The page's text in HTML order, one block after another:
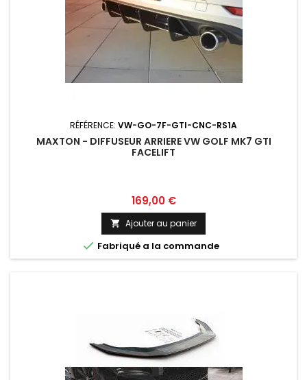
RÉFÉRENCE: VW-GO-7F-GTI-CNC-RS1A
MAXTON - DIFFUSEUR ARRIERE VW GOLF MK7 GTI
FACELIFT
Prix
169,00 €
 Ajouter au panier
 Fabriqué a la commande